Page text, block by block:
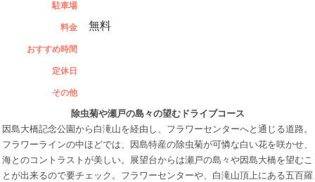
駐車場
料金 無料
おすすめ時間
定休日
その他
除虫菊や瀬戸の島々の望むドライブコース
因島大橋記念公園から白滝山を経由し、フラワーセンターへと通じる道路。
フラワーラインの中ほどでは、因島特産の除虫菊が可憐な白い花を咲かせ、
海とのコントラストが美しい。展望台からは瀬戸の島々や因島大橋を望むこ
とが出来るので要チェック。フラワーセンターや、白滝山頂上にある五百羅